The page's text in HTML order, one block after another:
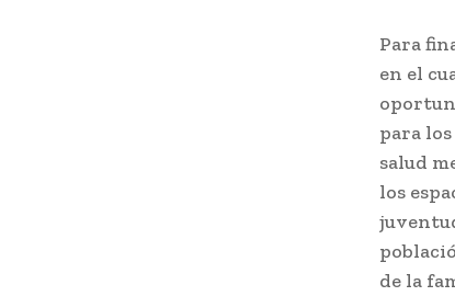
Para
en el
para
salud
los
de la